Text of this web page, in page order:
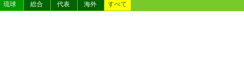
琉球 総合 代表 海外 すべて